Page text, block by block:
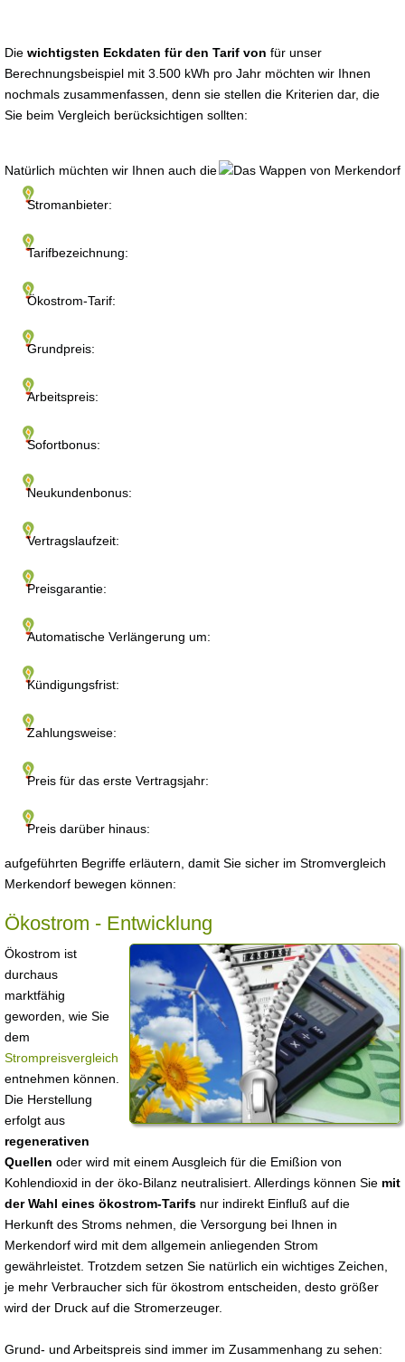
Die wichtigsten Eckdaten für den Tarif von für unser
Berechnungsbeispiel mit 3.500 kWh pro Jahr möchten wir Ihnen
nochmals zusammenfassen, denn sie stellen die Kriterien dar, die
Sie beim Vergleich berücksichtigen sollten:
Stromanbieter:
Tarifbezeichnung:
Ökostrom-Tarif:
Grundpreis:
Arbeitspreis:
Sofortbonus:
Neukundenbonus:
Vertragslaufzeit:
Preisgarantie:
Automatische Verlängerung um:
Kündigungsfrist:
Zahlungsweise:
Preis für das erste Vertragsjahr:
Preis darüber hinaus:
Natürlich müchten wir Ihnen auch die
aufgeführten Begriffe erläutern, damit Sie sicher im Stromvergleich
Merkendorf bewegen können:
Ökostrom - Entwicklung
Ökostrom ist
durchaus
marktfähig
geworden, wie Sie
dem
Strompreisvergleich
entnehmen können.
Die Herstellung
erfolgt aus
regenerativen
Quellen oder wird mit einem Ausgleich für die Emißion von
Kohlendioxid in der öko-Bilanz neutralisiert. Allerdings können Sie mit
der Wahl eines ökostrom-Tarifs nur indirekt Einfluß auf die
Herkunft des Stroms nehmen, die Versorgung bei Ihnen in
Merkendorf wird mit dem allgemein anliegenden Strom
gewährleistet. Trotzdem setzen Sie natürlich ein wichtiges Zeichen,
je mehr Verbraucher sich für ökostrom entscheiden, desto größer
wird der Druck auf die Stromerzeuger.
Grund- und Arbeitspreis sind immer im Zusammenhang zu sehen: